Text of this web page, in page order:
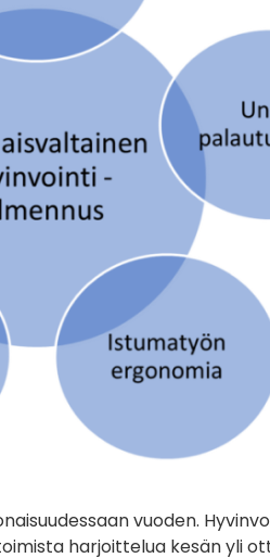
vuoden.
harjoittelua kesän yli